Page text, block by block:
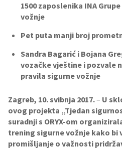
1500 zaposlenika INA
vožnje
Pet puta manji broj
Sandra Bagarić i Bojana
vozačke vještine i pozvale
pravila sigurne vožnje
Zagreb, 10. svibnja 2017.– U
ovog projekta „Tjedan
suradnji s ORYX-om
trening sigurne vožnje kako bi
promišljanje o važnosti